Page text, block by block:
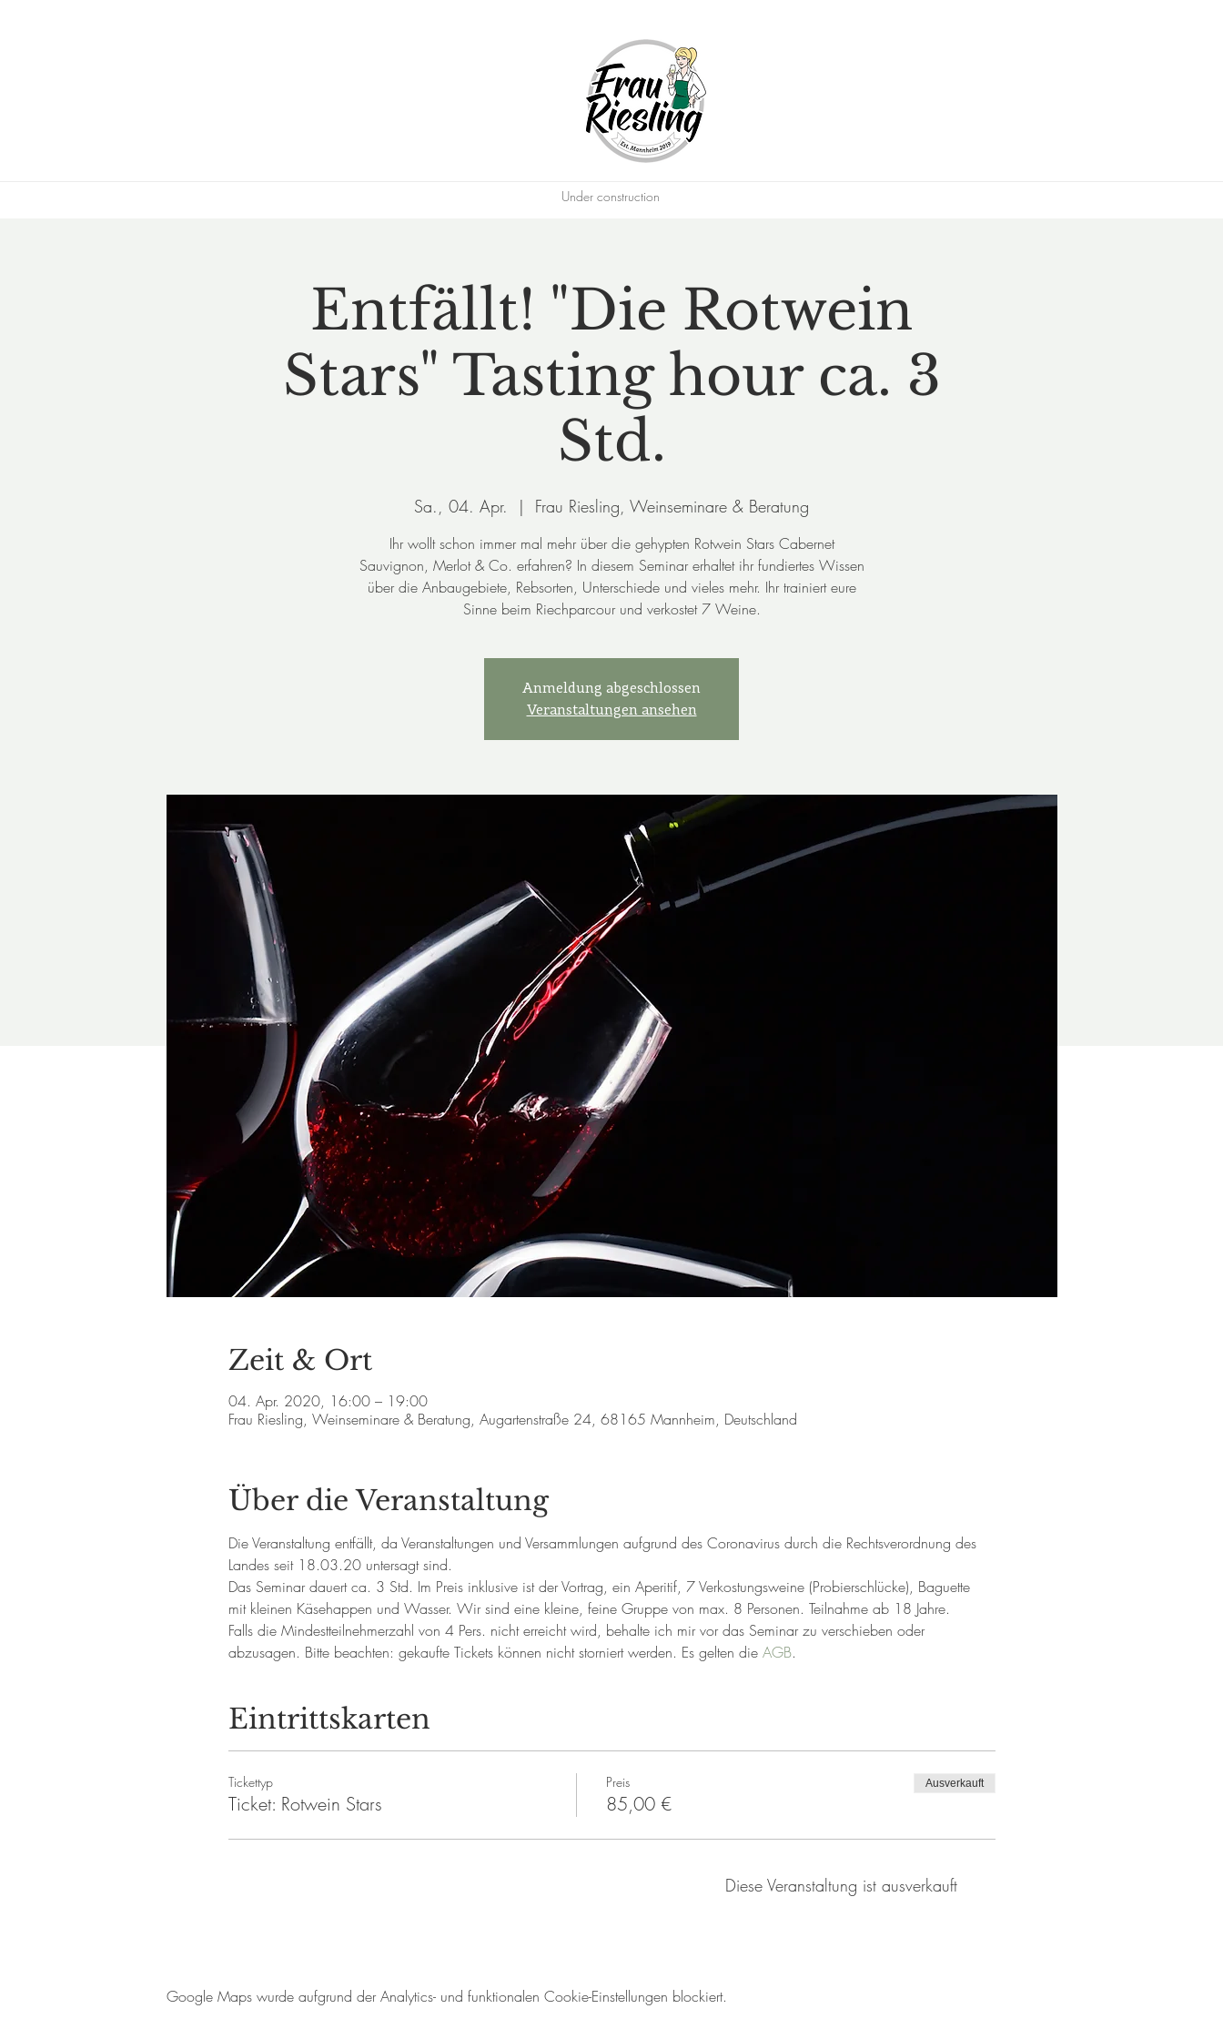
Under construction
Entfällt! "Die Rotwein
Stars" Tasting hour ca. 3
Std.
Sa., 04. Apr.
  |
Frau Riesling, Weinseminare & Beratung
Ihr wollt schon immer mal mehr über die gehypten Rotwein Stars Cabernet
Sauvignon, Merlot & Co. erfahren? In diesem Seminar erhaltet ihr fundiertes Wissen
über die Anbaugebiete, Rebsorten, Unterschiede und vieles mehr. Ihr trainiert eure
Sinne beim Riechparcour und verkostet 7 Weine.
Anmeldung abgeschlossen
Veranstaltungen ansehen
Zeit & Ort
04. Apr. 2020, 16:00 – 19:00
Frau Riesling, Weinseminare & Beratung, Augartenstraße 24, 68165 Mannheim, Deutschland
Über die Veranstaltung
Die Veranstaltung entfällt, da Veranstaltungen und Versammlungen aufgrund des Coronavirus durch die Rechtsverordnung des
Landes seit 18.03.20 untersagt sind.
Das Seminar dauert ca. 3 Std. Im Preis inklusive ist der Vortrag, ein Aperitif, 7 Verkostungsweine (Probierschlücke), Baguette
mit kleinen Käsehappen und Wasser. Wir sind eine kleine, feine Gruppe von max. 8 Personen. Teilnahme ab 18 Jahre.
Falls die Mindestteilnehmerzahl von 4 Pers. nicht erreicht wird, behalte ich mir vor das Seminar zu verschieben oder
abzusagen. Bitte beachten: gekaufte Tickets können nicht storniert werden. Es gelten die AGB.
Eintrittskarten
Tickettyp
Ticket: Rotwein Stars
Preis
85,00 €
Ausverkauft
Diese Veranstaltung ist ausverkauft
Google Maps wurde aufgrund der Analytics- und funktionalen Cookie-Einstellungen blockiert.